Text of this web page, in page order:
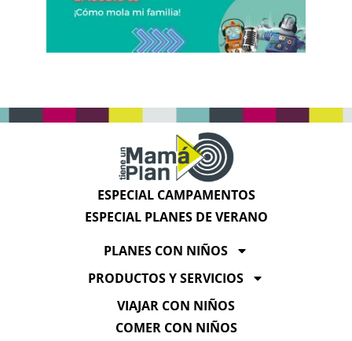
ESPECIAL CAMPAMENTOS
ESPECIAL PLANES DE VERANO
PLANES CON NIÑOS
PRODUCTOS Y SERVICIOS
VIAJAR CON NIÑOS
COMER CON NIÑOS